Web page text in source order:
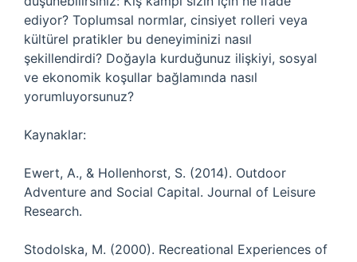
ediyor? Toplumsal normlar, cinsiyet rolleri veya
kültürel pratikler bu deneyiminizi nasıl
şekillendirdi? Doğayla kurduğunuz ilişkiyi, sosyal
ve ekonomik koşullar bağlamında nasıl
yorumluyorsunuz?
Kaynaklar:
Ewert, A., & Hollenhorst, S. (2014). Outdoor
Adventure and Social Capital. Journal of Leisure
Research.
Stodolska, M. (2000). Recreational Experiences of